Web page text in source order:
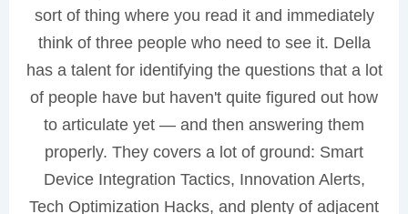
sort of thing where you read it and immediately
think of three people who need to see it. Della
has a talent for identifying the questions that a lot
of people have but haven't quite figured out how
to articulate yet — and then answering them
properly. They covers a lot of ground: Smart
Device Integration Tactics, Innovation Alerts,
Tech Optimization Hacks, and plenty of adjacent